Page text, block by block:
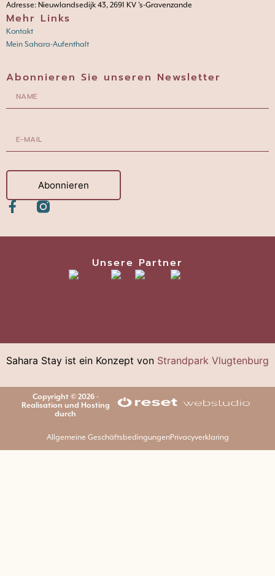
Adresse: Nieuwlandsedijk 43, 2691 KV 's-Gravenzande
Mehr Links
Kontakt
Mein Sahara-Aufenthalt
Abonnieren Sie unseren Newsletter
Abonnieren
Unsere Partner
Sahara Stay ist ein Konzept von Strandpark Vlugtenburg
Copyright © 2026 -
Realisation und Hosting
durch
Allgemeine GeschäftsbedingungenPrivacyverklaring